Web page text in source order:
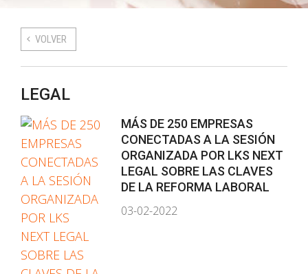
VOLVER
LEGAL
MÁS DE 250 EMPRESAS
CONECTADAS A LA SESIÓN
ORGANIZADA POR LKS NEXT
LEGAL SOBRE LAS CLAVES
DE LA REFORMA LABORAL
03-02-2022